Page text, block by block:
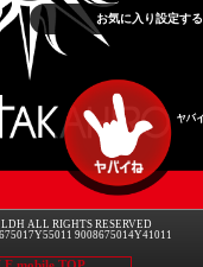
お気に入り設定する
ALL RIGHTS RESERVED
9008675014Y41011